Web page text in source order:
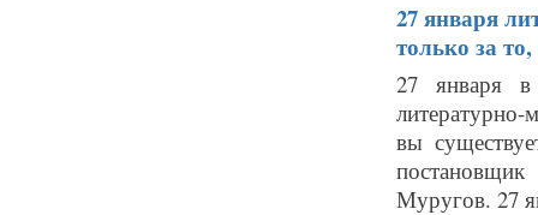
27 января
только за
27 января в
вы
Муругов. 27